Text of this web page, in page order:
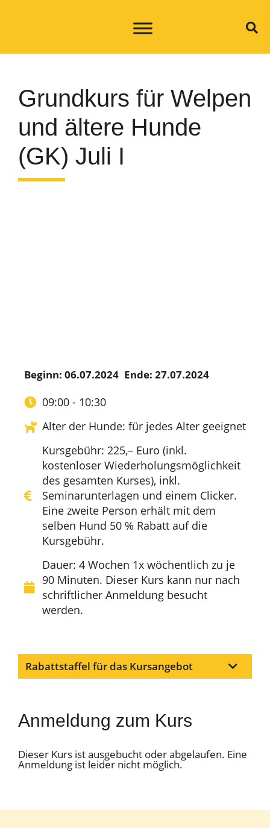
Grundkurs für Welpen
und ältere Hunde
(GK) Juli I
Beginn: 06.07.2024 Ende: 27.07.2024
09:00 - 10:30
Alter der Hunde: für jedes Alter geeignet
Kursgebühr: 225,– Euro (inkl.
kostenloser Wiederholungsmöglichkeit
des gesamten Kurses), inkl.
Seminarunterlagen und einem Clicker.
Eine zweite Person erhält mit dem
selben Hund 50 % Rabatt auf die
Kursgebühr.
Dauer: 4 Wochen 1x wöchentlich zu je
90 Minuten. Dieser Kurs kann nur nach
schriftlicher Anmeldung besucht
werden.
Rabattstaffel für das Kursangebot
Anmeldung zum Kurs
Dieser Kurs ist ausgebucht oder abgelaufen. Eine
Anmeldung ist leider nicht möglich.